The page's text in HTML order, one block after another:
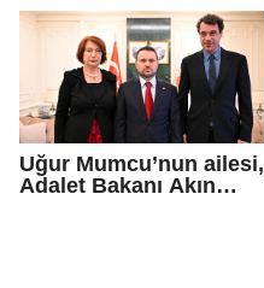
kararı
Uğur Mumcu’nun ailesi,
Adalet Bakanı Akın